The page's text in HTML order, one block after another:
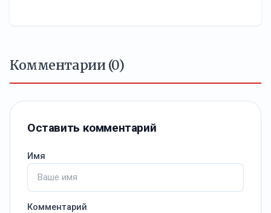
Комментарии (0)
Оставить комментарий
Имя
Комментарий